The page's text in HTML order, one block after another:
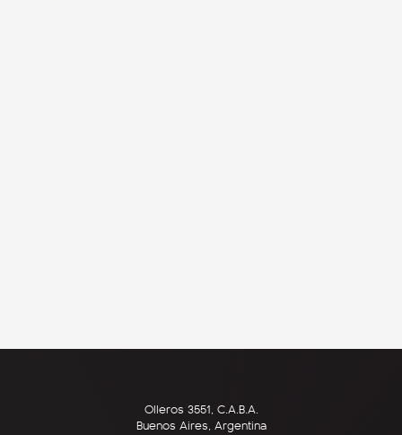
Olleros 3551, C.A.B.A.
Buenos Aires, Argentina